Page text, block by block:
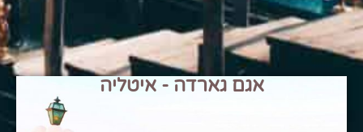
אגם גארדה - איטליה